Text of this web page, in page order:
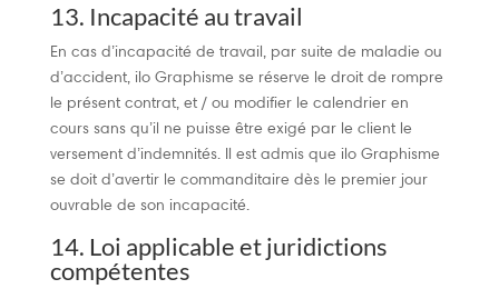
13. Incapacité au travail
En cas d’incapacité de travail, par suite de maladie ou
d’accident, ilo Graphisme se réserve le droit de rompre
le présent contrat, et / ou modifier le calendrier en
cours sans qu’il ne puisse être exigé par le client le
versement d’indemnités. Il est admis que ilo Graphisme
se doit d’avertir le commanditaire dès le premier jour
ouvrable de son incapacité.
14. Loi applicable et juridictions
compétentes